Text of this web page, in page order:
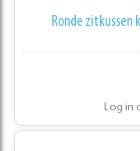
Ronde zitkussen
Log in